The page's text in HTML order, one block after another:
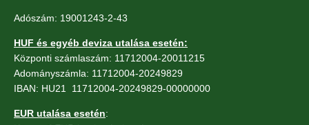
Adószám: 19001243-2-43
HUF és egyéb deviza utalása esetén:
Központi számlaszám: 11712004-20011215
Adományszámla: 11712004-20249829
IBAN: HU21 11712004-20249829-00000000
EUR utalása esetén: